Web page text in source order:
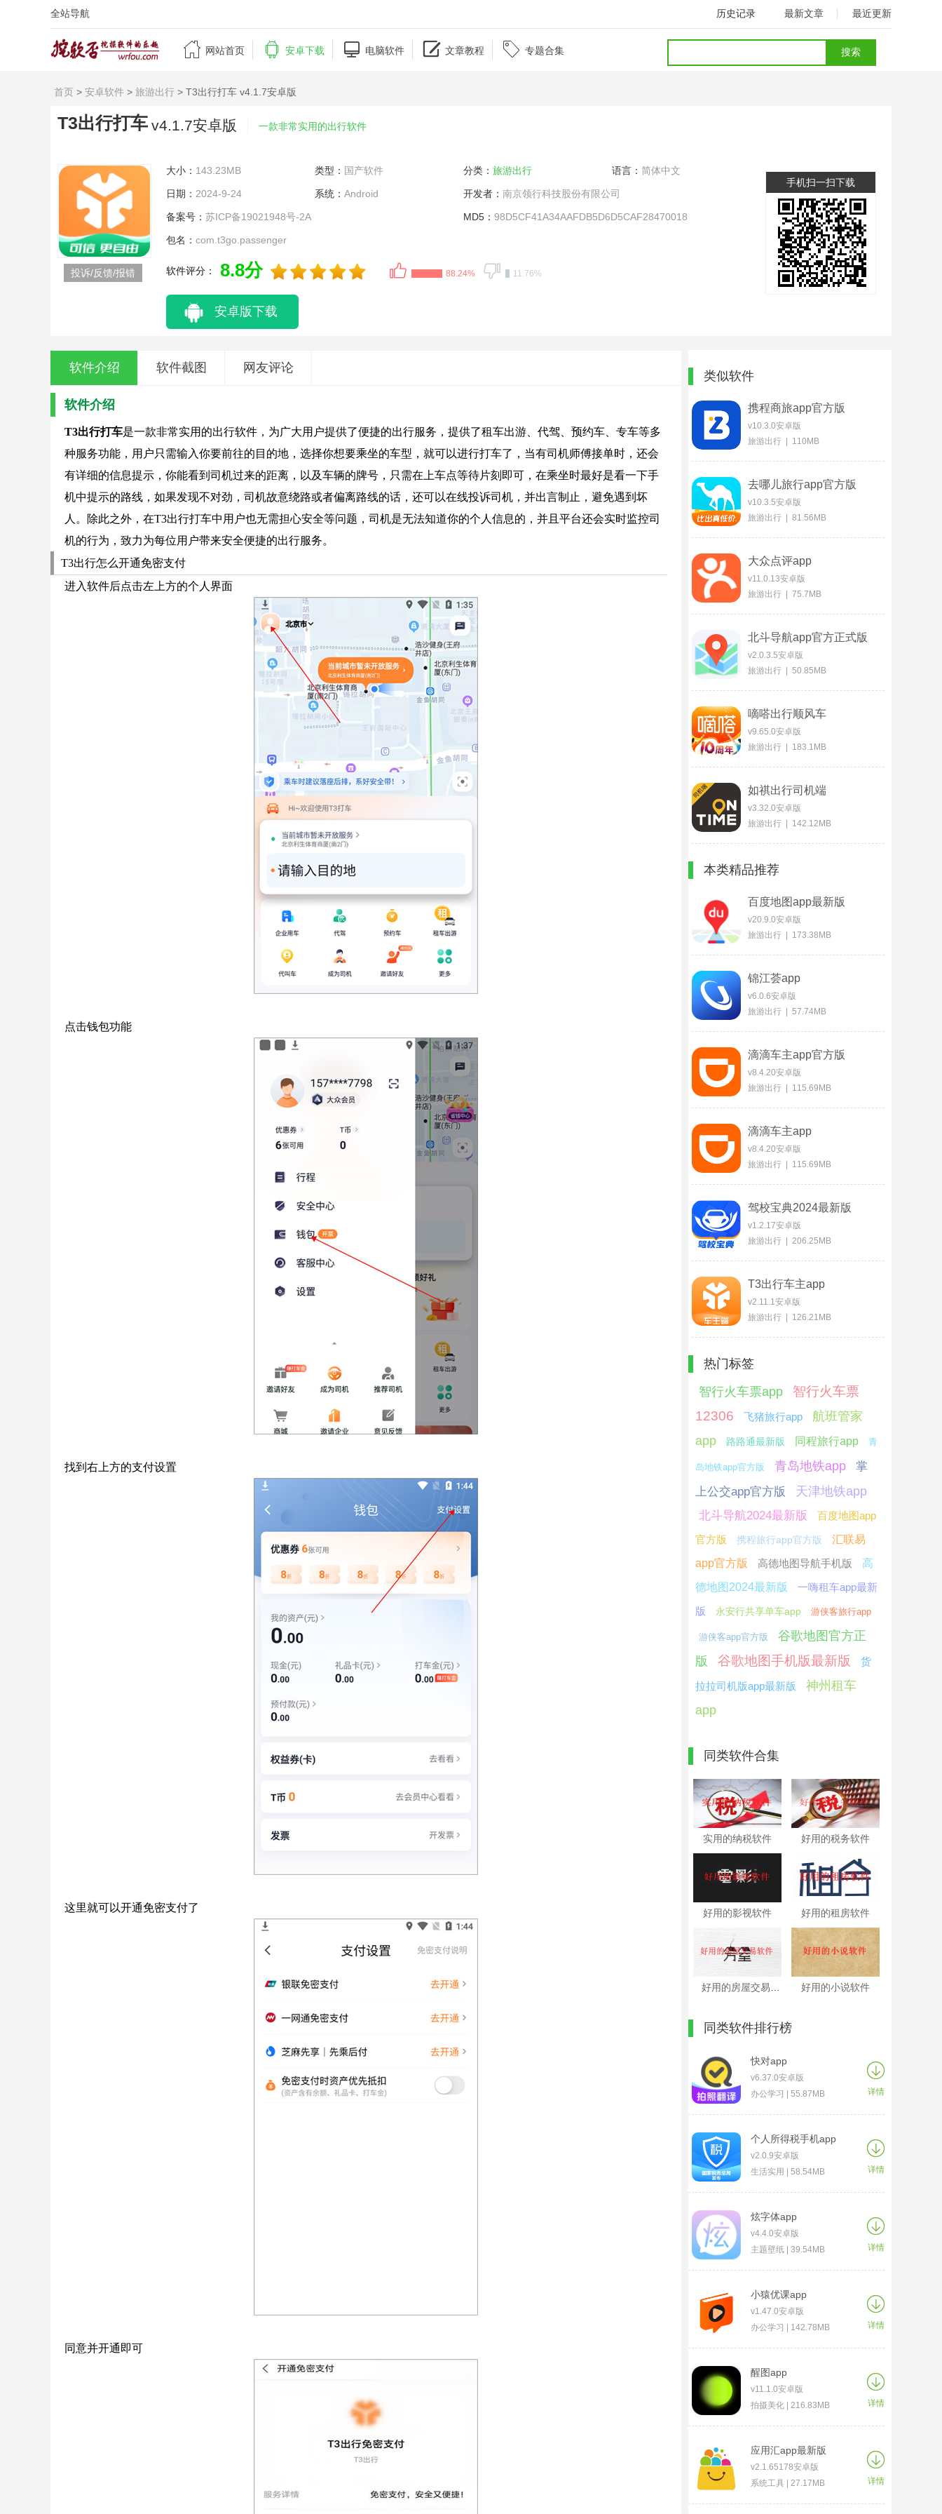
全站导航 历史记录 最新文章 最近更新
 网站首页  安卓下载  电脑软件  文章教程  专题合集
首页 > 安卓软件 > 旅游出行 > T3出行打车 v4.1.7安卓版
T3出行打车 v4.1.7安卓版 一款非常实用的出行软件
投诉/反馈/报错
大小： 143.23MB 类型： 国产软件 分类： 旅游出行 语言： 简体中文
日期： 2024-9-24 系统： Android 开发者： 南京领行科技股份有限公司
备案号： 苏ICP备19021948号-2A MD5： 98D5CF41A34AAFDB5D6D5CAF28470018
包名： com.t3go.passenger
软件评分： 8.8分 88.24% 11.76%
安卓版下载
手机扫一扫下载
软件介绍 软件截图 网友评论
软件介绍
T3出行打车是一款非常实用的出行软件，为广大用户提供了便捷的出行服务，提供了租车出游、代驾、预约车、专车等多
种服务功能，用户只需输入你要前往的目的地，选择你想要乘坐的车型，就可以进行打车了，当有司机师傅接单时，还会
有详细的信息提示，你能看到司机过来的距离，以及车辆的牌号，只需在上车点等待片刻即可，在乘坐时最好是看一下手
机中提示的路线，如果发现不对劲，司机故意绕路或者偏离路线的话，还可以在线投诉司机，并出言制止，避免遇到坏
人。除此之外，在T3出行打车中用户也无需担心安全等问题，司机是无法知道你的个人信息的，并且平台还会实时监控司
机的行为，致力为每位用户带来安全便捷的出行服务。
T3出行怎么开通免密支付
进入软件后点击左上方的个人界面
点击钱包功能
找到右上方的支付设置
这里就可以开通免密支付了
同意并开通即可
类似软件
携程商旅app官方版
v10.3.0安卓版
旅游出行 | 110MB
去哪儿旅行app官方版
v10.3.5安卓版
旅游出行 | 81.56MB
大众点评app
v11.0.13安卓版
旅游出行 | 75.7MB
北斗导航app官方正式版
v2.0.3.5安卓版
旅游出行 | 50.85MB
嘀嗒出行顺风车
v9.65.0安卓版
旅游出行 | 183.1MB
如祺出行司机端
v3.32.0安卓版
旅游出行 | 142.12MB
本类精品推荐
百度地图app最新版
v20.9.0安卓版
旅游出行 | 173.38MB
锦江荟app
v6.0.6安卓版
旅游出行 | 57.74MB
滴滴车主app官方版
v8.4.20安卓版
旅游出行 | 115.69MB
滴滴车主app
v8.4.20安卓版
旅游出行 | 115.69MB
驾校宝典2024最新版
v1.2.17安卓版
旅游出行 | 206.25MB
T3出行车主app
v2.11.1安卓版
旅游出行 | 126.21MB
热门标签
智行火车票app
智行火车票
12306
飞猪旅行app
航班管家
app
路路通最新版 同程旅行app 青
岛地铁app官方版 青岛地铁app
掌
上公交app官方版
天津地铁app
北斗导航2024最新版
百度地图app
官方版
携程旅行app官方版
汇联易
app官方版
高德地图导航手机版
高
德地图2024最新版
一嗨租车app最新
版
永安行共享单车app 游侠客旅行app
游侠客app官方版
谷歌地图官方正
版
谷歌地图手机版最新版 货
拉拉司机版app最新版
神州租车
app
同类软件合集
实用的纳税软件 好用的税务软件
好用的影视软件 好用的租房软件
好用的小说软件
同类软件排行榜
快对app
v6.37.0安卓版
办公学习 | 55.87MB
详情
个人所得税手机app
v2.0.9安卓版
生活实用 | 58.54MB
详情
炫字体app
v4.4.0安卓版
主题壁纸 | 39.54MB
详情
小猿优课app
v1.47.0安卓版
办公学习 | 142.78MB
详情
醒图app
v11.1.0安卓版
拍摄美化 | 216.83MB
详情
应用汇app最新版
v2.1.65178安卓版
系统工具 | 27.17MB
详情